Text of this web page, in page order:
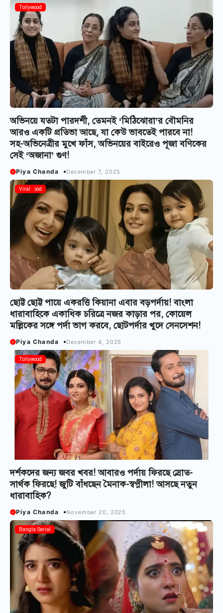
Tollywood
অভিনয়ে যতটা পারদর্শী, তেমনই ‘মিঠিঝোরা’র বৌমনির
আরও একটি প্রতিভা আছে, যা কেউ ভাবতেই পারবে না!
সহ-অভিনেত্রীর মুখে ফাঁস, অভিনয়ের বাইরেও পূজা বণিকের
সেই ‘অজানা’ গুণ!
Piya Chanda December 7, 2025
Tollywood
Viral
ছোট্ট ছোট্ট পায়ে একরত্তি কিয়ানা এবার বড়পর্দায়! বাংলা
ধারাবাহিকে একাধিক চরিত্রে নজর কাড়ার পর, কোয়েল
মল্লিকের সঙ্গে পর্দা ভাগ করবে, ছোটপর্দার খুদে সেনসেশন!
Piya Chanda December 4, 2025
Tollywood
দর্শকদের জন্য জবর খবর! আবার‌ও পর্দায় ফিরছে স্রোত-
সার্থক ফিরছে! জুটি বাঁধছেন মৈনাক-স্বপ্নীলা! আসছে নতুন
ধারাবাহিক?
Piya Chanda November 20, 2025
Bangla Serial